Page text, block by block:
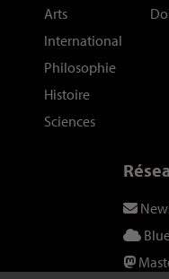
Arts
International
Philosophie
Histoire
Sciences